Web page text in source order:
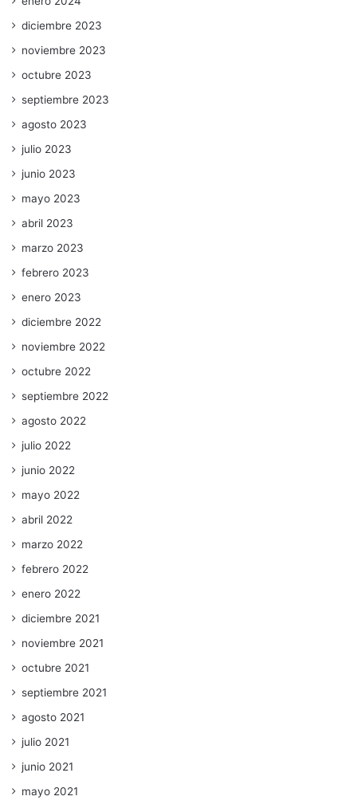
diciembre 2023
noviembre 2023
octubre 2023
septiembre 2023
agosto 2023
julio 2023
junio 2023
mayo 2023
abril 2023
marzo 2023
febrero 2023
enero 2023
diciembre 2022
noviembre 2022
octubre 2022
septiembre 2022
agosto 2022
julio 2022
junio 2022
mayo 2022
abril 2022
marzo 2022
febrero 2022
enero 2022
diciembre 2021
noviembre 2021
octubre 2021
septiembre 2021
agosto 2021
julio 2021
junio 2021
mayo 2021